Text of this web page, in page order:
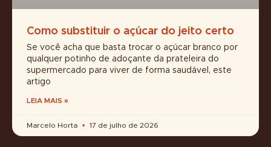
Como substituir o açúcar do jeito certo
Se você acha que basta trocar o açúcar branco por
qualquer potinho de adoçante da prateleira do
supermercado para viver de forma saudável, este
artigo
LEIA MAIS »
Marcelo Horta 17 de julho de 2026